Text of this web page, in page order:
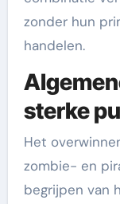
zonder hun
handelen.
sterke
Het
zombie- en
begrijpen van